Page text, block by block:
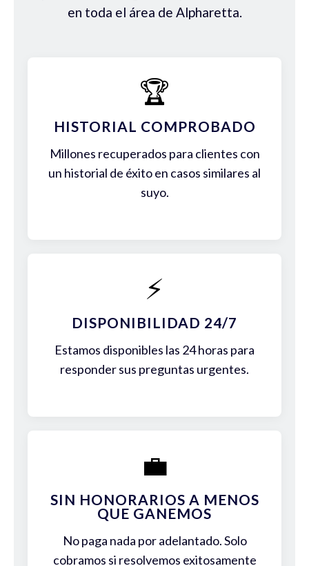
en toda el área de Alpharetta.
🏆
HISTORIAL COMPROBADO
Millones recuperados para clientes con
un historial de éxito en casos similares al
suyo.
⚡
DISPONIBILIDAD 24/7
Estamos disponibles las 24 horas para
responder sus preguntas urgentes.
💼
SIN HONORARIOS A MENOS
QUE GANEMOS
No paga nada por adelantado. Solo
cobramos si resolvemos exitosamente